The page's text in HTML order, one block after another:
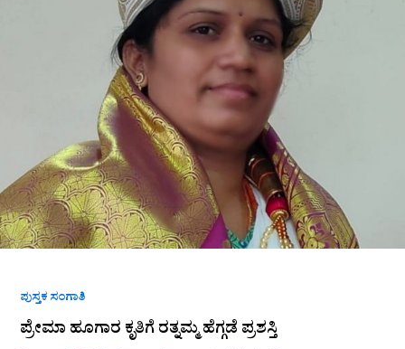
ಪುಸ್ತಕ ಸಂಗಾತಿ
ಪ್ರೇಮಾ ಹೂಗಾರ ಕೃತಿಗೆ ರತ್ನಮ್ಮ ಹೆಗ್ಗಡೆ ಪ್ರಶಸ್ತಿ